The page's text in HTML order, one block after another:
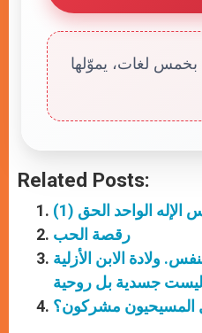
لغات، يموّلها
Related Posts:
الإله الواحد الحق (1)
رقصة الحب
ولادة الابن الأزلية
ليست جسدية بل روحية
المسيحيون مشركون؟